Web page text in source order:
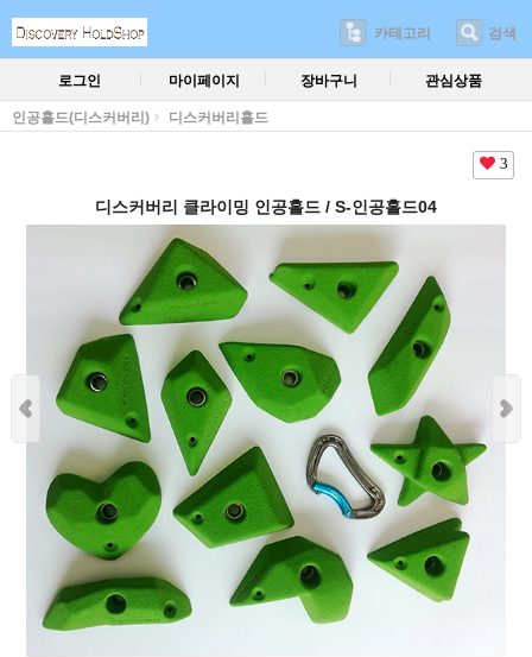
카테고리 검색
로그인 마이페이지 장바구니 관심상품
인공홀드(디스커버리) 디스커버리홀드
3
디스커버리 클라이밍 인공홀드 / S-인공홀드04